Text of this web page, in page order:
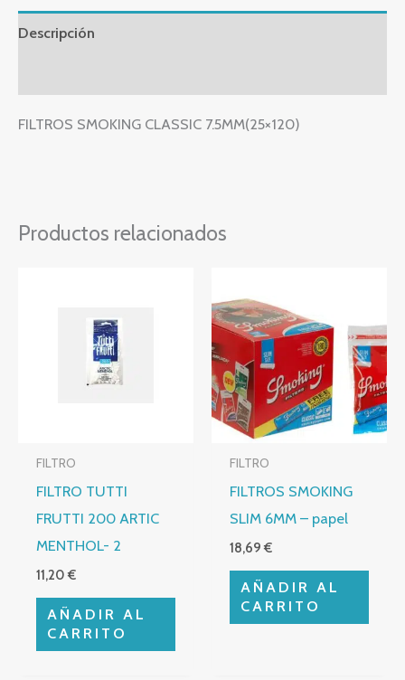
Descripción
FILTROS SMOKING CLASSIC 7.5MM(25×120)
Productos relacionados
FILTRO
FILTRO TUTTI
FRUTTI 200 ARTIC
MENTHOL- 2
11,20€
AÑADIR AL
CARRITO
FILTRO
FILTROS SMOKING
SLIM 6MM – papel
18,69€
AÑADIR AL
CARRITO